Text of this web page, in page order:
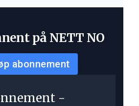
på NETT NO
abonnement
-